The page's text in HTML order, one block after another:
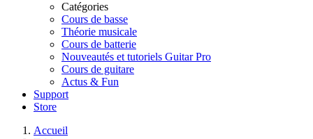
Catégories
Cours de basse
Théorie musicale
Cours de batterie
Nouveautés et tutoriels Guitar Pro
Cours de guitare
Actus & Fun
Support
Store
Accueil